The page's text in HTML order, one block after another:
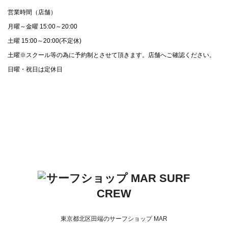
営業時間（店舗）
月曜～金曜 15:00～20:00
土曜 15:00～20:00(不定休)
土曜※スクール等の為に予約制とさせて頂きます。店舗へご確認ください。
日曜・祝日は定休日
東京都北区田端のサーフショップ MAR